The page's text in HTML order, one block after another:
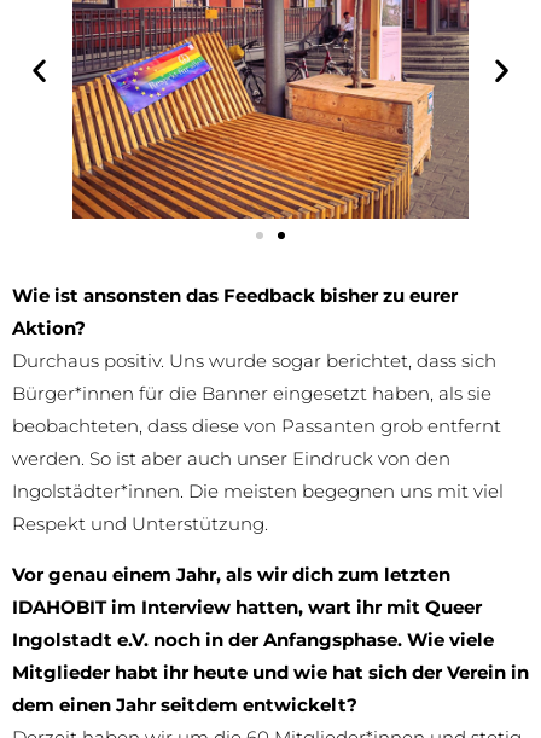
Wie ist ansonsten das Feedback bisher zu eurer
Aktion?
Durchaus positiv. Uns wurde sogar berichtet, dass sich
Bürger*innen für die Banner eingesetzt haben, als sie
beobachteten, dass diese von Passanten grob entfernt
werden. So ist aber auch unser Eindruck von den
Ingolstädter*innen. Die meisten begegnen uns mit viel
Respekt und Unterstützung.
Vor genau einem Jahr, als wir dich zum letzten
IDAHOBIT im Interview hatten, wart ihr mit Queer
Ingolstadt e.V. noch in der Anfangsphase. Wie viele
Mitglieder habt ihr heute und wie hat sich der Verein in
dem einen Jahr seitdem entwickelt?